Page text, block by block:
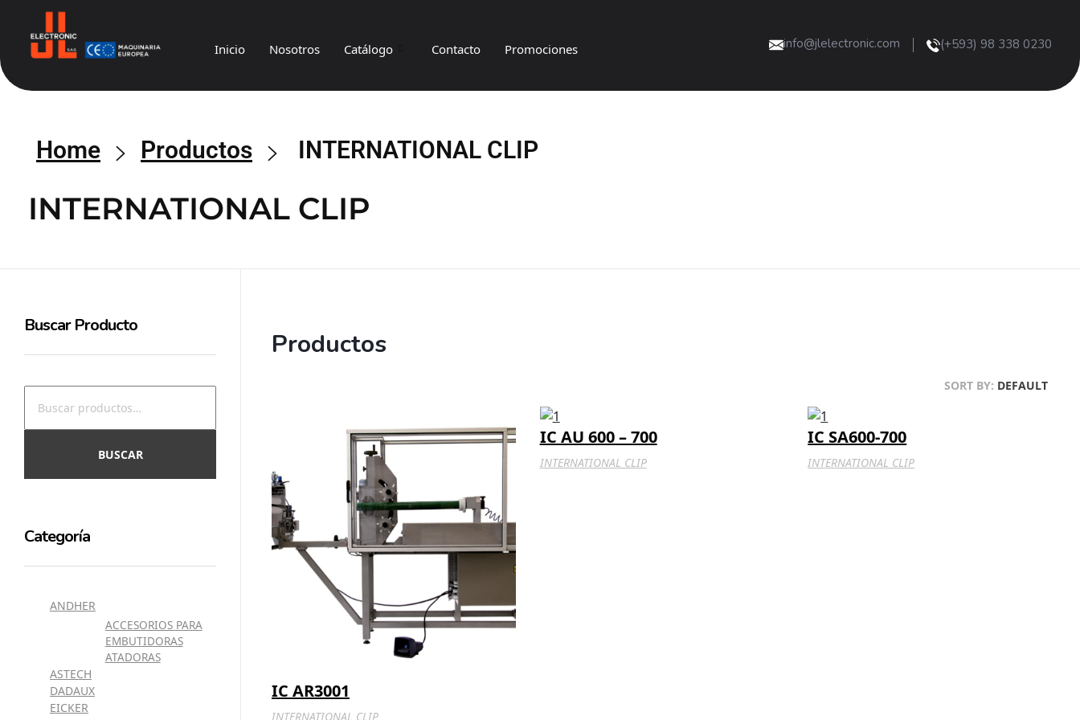
Inicio Nosotros Catálogo Contacto Promociones info@jlelectronic.com (+593) 98 338 0230
Home Productos INTERNATIONAL CLIP
INTERNATIONAL CLIP
Productos
SORT BY: DEFAULT
IC AR3001
INTERNATIONAL CLIP
IC AU 600 – 700
INTERNATIONAL CLIP
IC SA600-700
INTERNATIONAL CLIP
Buscar Producto
BUSCAR
Categoría
ANDHER
ACCESORIOS PARA
EMBUTIDORAS
ATADORAS
ASTECH
DADAUX
EICKER